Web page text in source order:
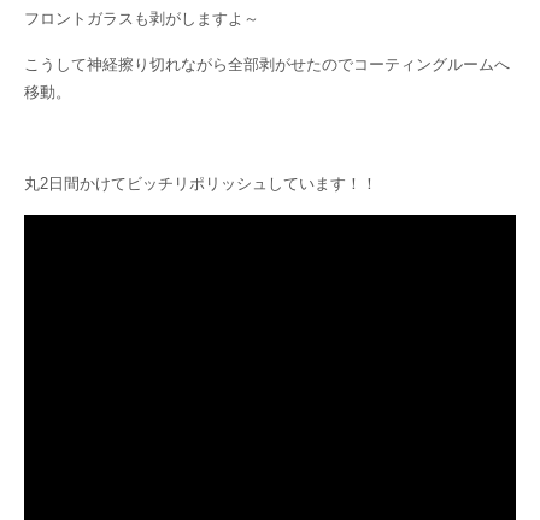
フロントガラスも剥がしますよ～
こうして神経擦り切れながら全部剥がせたのでコーティングルームへ
移動。
丸2日間かけてビッチリポリッシュしています！！